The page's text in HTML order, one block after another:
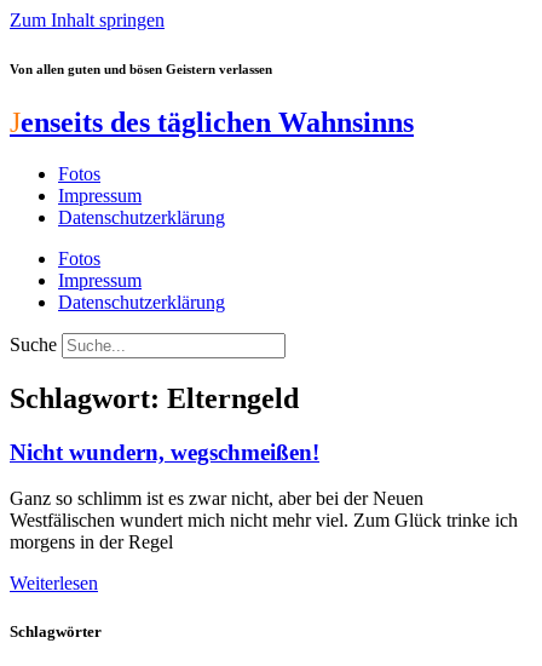
Zum Inhalt springen
Von allen guten und bösen Geistern verlassen
Jenseits des täglichen Wahnsinns
Fotos
Impressum
Datenschutzerklärung
Fotos
Impressum
Datenschutzerklärung
Suche
Schlagwort: Elterngeld
Nicht wundern, wegschmeißen!
Ganz so schlimm ist es zwar nicht, aber bei der Neuen
Westfälischen wundert mich nicht mehr viel. Zum Glück trinke ich
morgens in der Regel
Weiterlesen
Schlagwörter